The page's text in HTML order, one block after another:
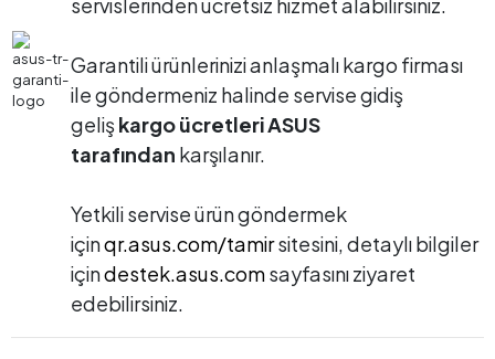
Garantili ürünlerinizi anlaşmalı kargo firması
ile göndermeniz halinde servise gidiş
gelişkargo ücretleri ASUS
tarafından karşılanır.
Yetkili servise ürün göndermek
içinqr.asus.com/tamirsitesini, detaylı bilgiler
içindestek.asus.comsayfasını ziyaret
edebilirsiniz.